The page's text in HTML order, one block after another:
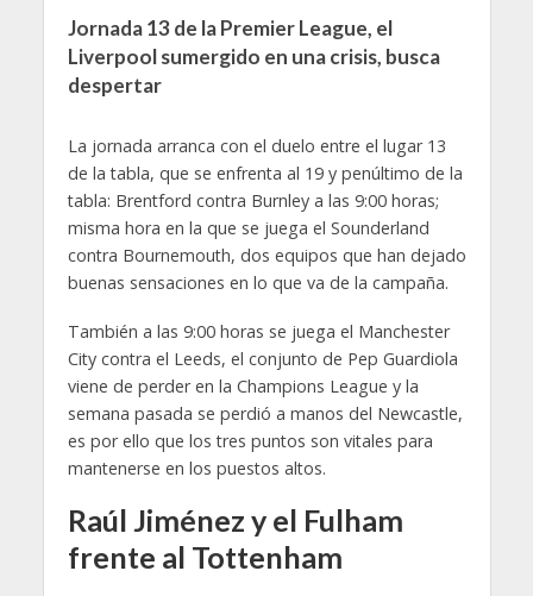
Jornada 13 de la Premier League, el
Liverpool sumergido en una crisis, busca
despertar
La jornada arranca con el duelo entre el lugar 13
de la tabla, que se enfrenta al 19 y penúltimo de la
tabla: Brentford contra Burnley a las 9:00 horas;
misma hora en la que se juega el Sounderland
contra Bournemouth, dos equipos que han dejado
buenas sensaciones en lo que va de la campaña.
También a las 9:00 horas se juega el Manchester
City contra el Leeds, el conjunto de Pep Guardiola
viene de perder en la Champions League y la
semana pasada se perdió a manos del Newcastle,
es por ello que los tres puntos son vitales para
mantenerse en los puestos altos.
Raúl Jiménez y el Fulham
frente al Tottenham